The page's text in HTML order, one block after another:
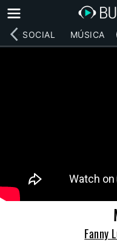
RED SOCIAL MÚSICA
Fanny